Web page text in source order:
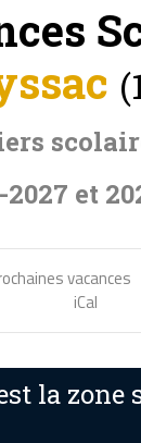
2027 et
vacances
iCal
la zone